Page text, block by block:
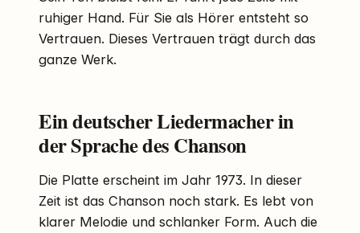
ruhiger Hand. Für Sie als Hörer entsteht so
Vertrauen. Dieses Vertrauen trägt durch das
ganze Werk.
Ein deutscher Liedermacher in
der Sprache des Chanson
Die Platte erscheint im Jahr 1973. In dieser
Zeit ist das Chanson noch stark. Es lebt von
klarer Melodie und schlanker Form. Auch die